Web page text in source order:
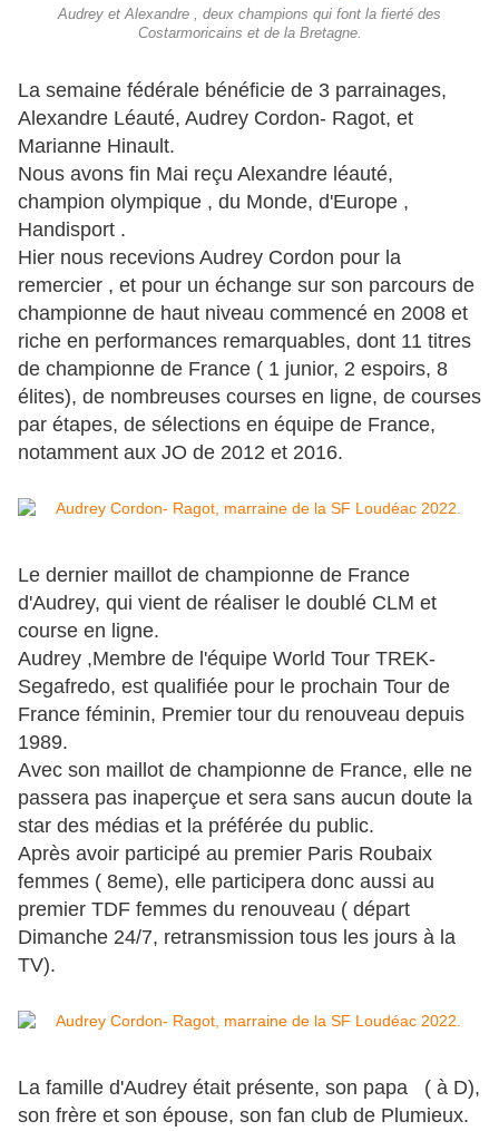
Audrey et Alexandre , deux champions qui font la fierté des
Costarmoricains et de la Bretagne.
La semaine fédérale bénéficie de 3 parrainages,
Alexandre Léauté, Audrey Cordon- Ragot, et
Marianne Hinault.
Nous avons fin Mai reçu Alexandre léauté,
champion olympique , du Monde, d'Europe ,
Handisport .
Hier nous recevions Audrey Cordon pour la
remercier , et pour un échange sur son parcours de
championne de haut niveau commencé en 2008 et
riche en performances remarquables, dont 11 titres
de championne de France ( 1 junior, 2 espoirs, 8
élites), de nombreuses courses en ligne, de courses
par étapes, de sélections en équipe de France,
notamment aux JO de 2012 et 2016.
Le dernier maillot de championne de France
d'Audrey, qui vient de réaliser le doublé CLM et
course en ligne.
Audrey ,Membre de l'équipe World Tour TREK-
Segafredo, est qualifiée pour le prochain Tour de
France féminin, Premier tour du renouveau depuis
1989.
Avec son maillot de championne de France, elle ne
passera pas inaperçue et sera sans aucun doute la
star des médias et la préférée du public.
Après avoir participé au premier Paris Roubaix
femmes ( 8eme), elle participera donc aussi au
premier TDF femmes du renouveau ( départ
Dimanche 24/7, retransmission tous les jours à la
TV).
La famille d'Audrey était présente, son papa ( à D),
son frère et son épouse, son fan club de Plumieux.